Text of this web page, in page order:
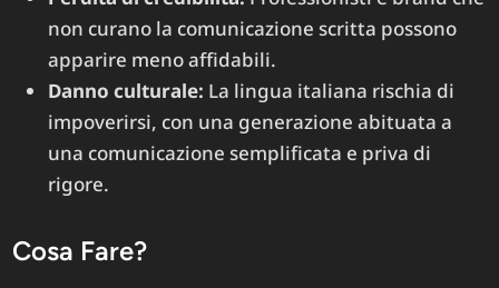
non curano la comunicazione scritta possono
apparire meno affidabili.
Danno culturale: La lingua italiana rischia di
impoverirsi, con una generazione abituata a
una comunicazione semplificata e priva di
rigore.
Cosa Fare?